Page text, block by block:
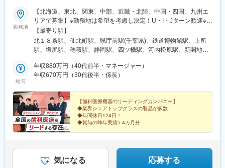
勤務地
【北海道、東北、関東、中部、近畿・北陸、中国・四国、九州エ
リアで募集】※勤務地は希望を考慮し決定！U・I・Jターン歓迎※地
域密着型営業のため基本転勤なし！＜北海道エリア＞■北海道営業
所＜東北エリア＞■盛岡営業所＜関東エリア＞■千葉営業所■さい
たま営業所■新潟営業所＜中部エリア＞■松本営業所■朝日大学内
支店■大阪第2営業所■大阪南営業所■神戸営業所■京都営業所■金沢
営業所＜中国・四国エリア＞■広島営業所■岡山営業所＜九州エリ
【最寄り駅】
北１８条駅、仙北町駅、県庁前駅(千葉県)、鉄道博物館駅、上所
駅、塩尻駅、穂積駅、静岡駅、四ツ橋駅、河内松原駅、新開地
小倉駅、原爆資料館駅、二中通駅、北１２条駅、西大橋駅、中央
市場前駅、比治山下駅、大学病院駅、北１３条東駅、心斎橋駅、
給与
年収880万円（40代前半・マネージャー）
年収670万円（30代後半・係長）
【歯科医療機器のリーディングカンパニー】
◆業界シェアトップクラスの製品が多数
◆年間休日124日！
◆賞与の昨年実績5.4カ月分
気になる 応募する